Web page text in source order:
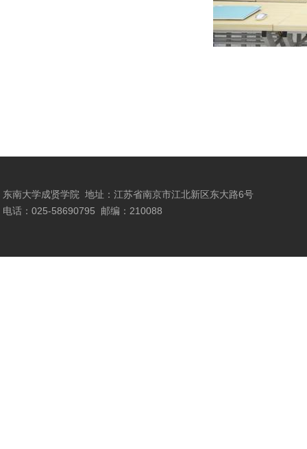
东南大学成贤学院 地址：江苏省南京市江北新区东大路6号
电话：025-58690795
邮编：210088